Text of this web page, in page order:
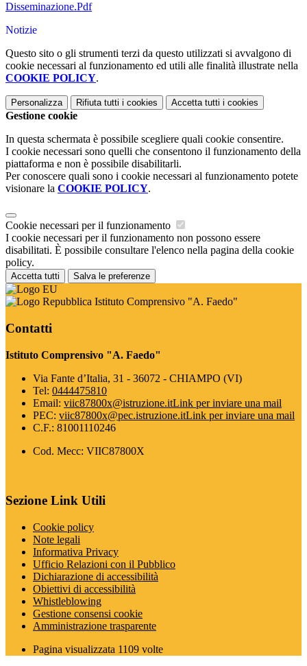
Disseminazione.Pdf
Notizie
Questo sito o gli strumenti terzi da questo utilizzati si avvalgono di
cookie necessari al funzionamento ed utili alle finalità illustrate nella
COOKIE POLICY.
Personalizza Rifiuta tutti i cookies Accetta tutti i cookies
Gestione cookie
In questa schermata è possibile scegliere quali cookie consentire.
I cookie necessari sono quelli che consentono il funzionamento della
piattaforma e non è possibile disabilitarli.
Per conoscere quali sono i cookie necessari al funzionamento potete
visionare la COOKIE POLICY.
Cookie necessari per il funzionamento
I cookie necessari per il funzionamento non possono essere
disabilitati. È possibile consultare l'elenco nella pagina della cookie
policy.
Accetta tutti Salva le preferenze
Istituto Comprensivo "A. Faedo"
Contatti
Istituto Comprensivo "A. Faedo"
Via Fante d’Italia, 31 - 36072 - CHIAMPO (VI)
Tel: 0444475810
Email: viic87800x@istruzione.itLink per inviare una mail
PEC: viic87800x@pec.istruzione.itLink per inviare una mail
C.F.: 81001110246
Cod. Mecc: VIIC87800X
Sezione Link Utili
Cookie policy
Note legali
Informativa Privacy
Ufficio Relazioni con il Pubblico
Dichiarazione di accessibilità
Obiettivi di accessibilità
Whistleblowing
Gestione consensi cookie
Amministrazione trasparente
Pagina visualizzata 1109 volte